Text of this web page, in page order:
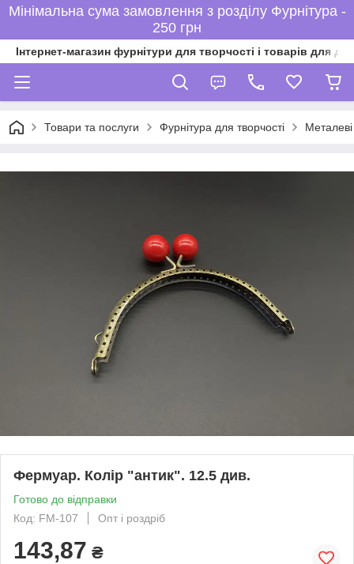
Мінімальна сума замовлення з розділу Фурнітура -
250 грн
Інтернет-магазин фурнітури для творчості і товарів для
Товари та послуги Фурнітура для творчості
Фермуар. Колір "антик". 12.5 див.
Готово до відправки
Код: FM-107
Опт і роздріб
143,87 ₴